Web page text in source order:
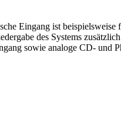
Eingang ist
des Systems
sowie analoge CD-